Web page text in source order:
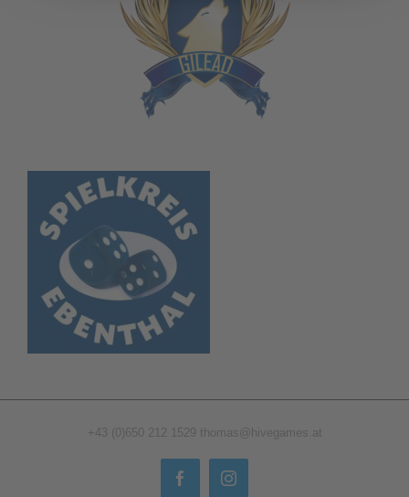
+43 (0)650 212 1529 thomas@hivegames.at
FacebookInstagram